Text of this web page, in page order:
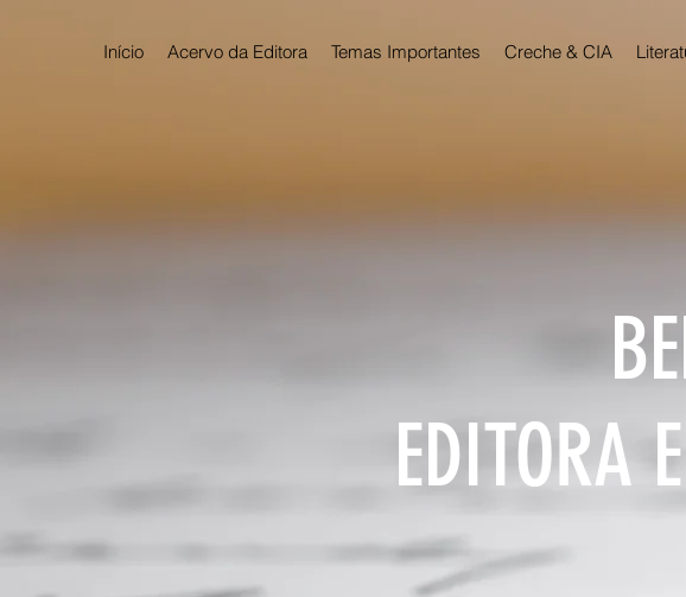
Início Acervo da Editora Temas Importantes Creche & CIA
EDITORA